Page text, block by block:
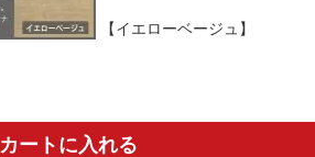
【イエローベージュ】
カートに入れる